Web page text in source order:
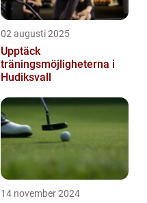
02 augusti 2025
Upptäck
träningsmöjligheterna i
Hudiksvall
14 november 2024